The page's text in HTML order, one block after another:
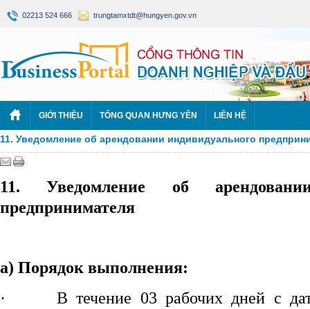
02213 524 666 trungtamxtdt@hungyen.gov.vn
GIỚI THIỆU TỔNG QUAN HƯNG YÊN LIÊN HỆ
11. Уведомление об арендовании индивидуального
11. Уведомление об
предпринимателя
a) Порядок выполнения:
· В течение 03 рабочих дней с